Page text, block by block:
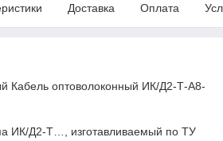
Доставка Оплата
Кабель оптоволоконный ИК/Д2-Т-А8-
ИК/Д2-Т…, изготавливаемый по ТУ